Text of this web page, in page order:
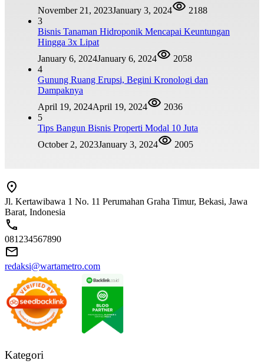
November 21, 2023January 3, 2024
2188
3
Bisnis Tanaman Hidroponik Mencapai Keuntungan
Hingga 3x Lipat
January 6, 2024January 6, 2024
2058
4
Gunung Ruang Erupsi, Begini Kronologi dan
Dampaknya
April 19, 2024April 19, 2024
2036
5
Tips Bangun Bisnis Properti Modal 10 Juta
October 2, 2023January 3, 2024 2005
Jl. Kertawibawa 1 No. 11 Perumahan Graha Timur, Bekasi, Jawa
Barat, Indonesia
081234567890
redaksi@wartametro.com
Kategori